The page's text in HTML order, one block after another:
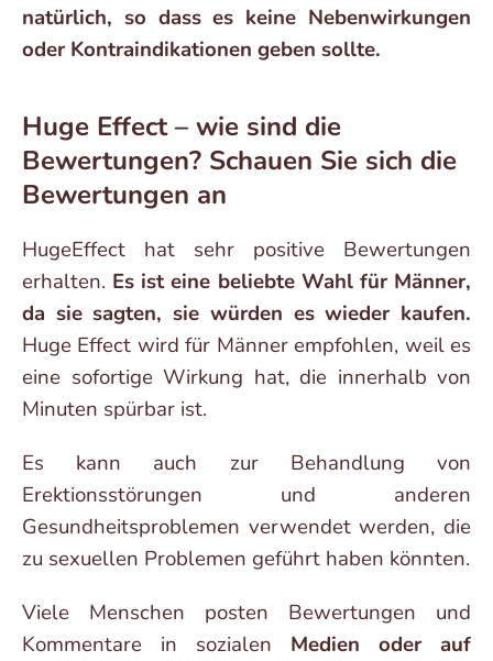
natürlich, so dass es keine Nebenwirkungen
oder Kontraindikationen geben sollte.
Huge Effect – wie sind die
Bewertungen? Schauen Sie sich die
Bewertungen an
HugeEffect hat sehr positive Bewertungen
erhalten. Es ist eine beliebte Wahl für Männer,
da sie sagten, sie würden es wieder kaufen.
Huge Effect wird für Männer empfohlen, weil es
eine sofortige Wirkung hat, die innerhalb von
Minuten spürbar ist.
Es kann auch zur Behandlung von
Erektionsstörungen und anderen
Gesundheitsproblemen verwendet werden, die
zu sexuellen Problemen geführt haben könnten.
Viele Menschen posten Bewertungen und
Kommentare in sozialen Medien oder auf